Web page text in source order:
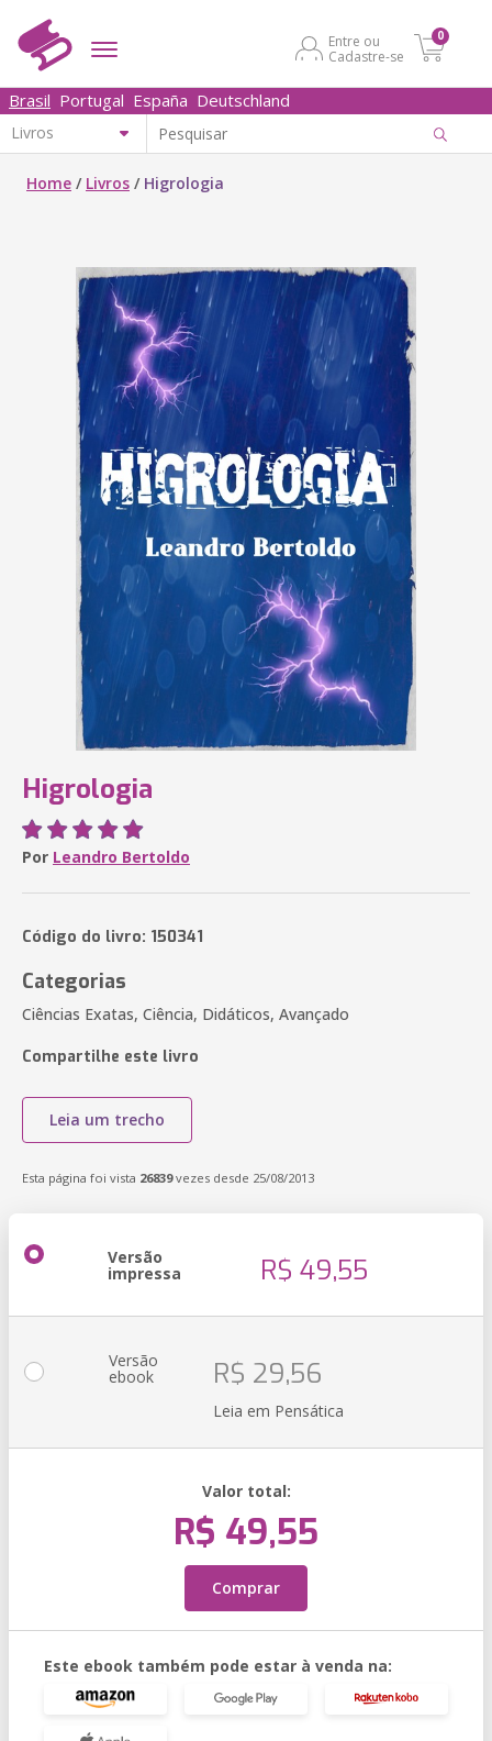
Entre ou
Cadastre-se
0
Brasil Portugal España Deutschland
Home / Livros / Higrologia
Higrologia
Por Leandro Bertoldo
Código do livro: 150341
Categorias
Ciências Exatas, Ciência, Didáticos, Avançado
Compartilhe este livro
Leia um trecho
Esta página foi vista 26839vezes desde 25/08/2013
Versão
impressa R$ 49,55
Versão
ebook R$ 29,56
Leia em Pensática
Valor total:
R$ 49,55
Comprar
Este ebook também pode estar à venda na: